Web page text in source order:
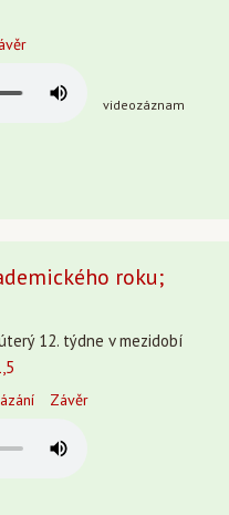
videozáznam
roku;
12. týdne v mezidobí
Závěr